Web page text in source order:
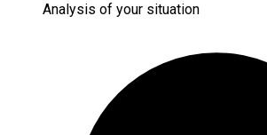
Analysis of your situation